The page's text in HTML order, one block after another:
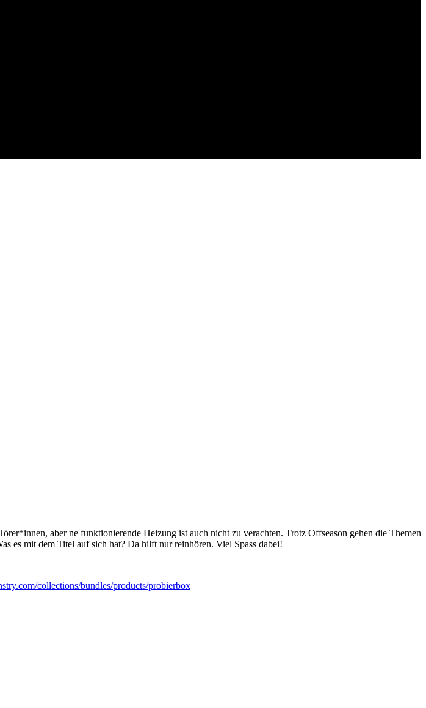
aber ne funktionierende Heizung ist auch nicht zu verachten. Trotz Offseason gehen die Themen
es mit dem Titel auf sich hat? Da hilft nur reinhören. Viel Spass dabei!
collections/bundles/products/probierbox